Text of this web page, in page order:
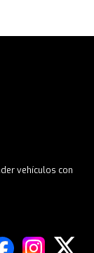
vehículos con